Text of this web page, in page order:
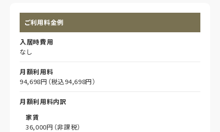
ご利用料金例
入居時費用
なし
月額利用料
94,698円（税込94,698円）
月額利用料内訳
家賃
36,000円（非課税）